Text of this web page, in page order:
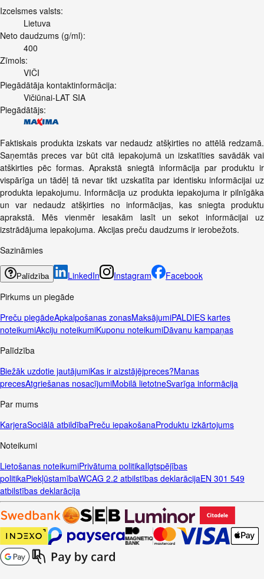
Izcelsmes valsts:
Lietuva
Neto daudzums (g/ml):
400
Zīmols:
VIČI
Piegādātāja kontaktinformācija:
Vičiūnai-LAT SIA
Piegādātājs:
Faktiskais produkta izskats var nedaudz atšķirties no attēlā redzamā.
Saņemtās preces var būt citā iepakojumā un izskatīties savādāk vai
atškirties pēc formas. Aprakstā sniegtā informācija par produktu ir
vispārīga un tādēļ tā nevar tikt uzskatīta par identisku informācijai uz
produkta iepakojumu. Informācija uz produkta iepakojuma ir pilnīgāka
un var nedaudz atšķirties no informācijas, kas sniegta produktu
aprakstā. Mēs vienmēr iesakām lasīt un sekot informācijai uz
izstrādājuma iepakojuma. Akcijas preču daudzums ir ierobežots.
Sazināmies
Palīdzība LinkedIn Instagram
Facebook
Pirkums un piegāde
Preču piegādeApkalpošanas zonasMaksājumiPALDIES kartes
noteikumiAkciju noteikumiKuponu noteikumiDāvanu kampaņas
Palīdzība
Biežāk uzdotie jautājumiKas ir aizstājējpreces?Manas
precesAtgriešanas nosacījumiMobilā lietotneSvarīga informācija
Par mums
KarjeraSociālā atbildībaPreču iepakošanaProduktu izkārtojums
Noteikumi
Lietošanas noteikumiPrivātuma politikaIlgtspējības
politikaPiekļūstamībaWCAG 2.2 atbilstības deklarācijaEN 301 549
atbilstības deklarācija